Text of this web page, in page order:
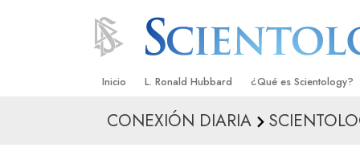
Inicio L. Ronald Hubbard ¿Qué es Scientology?
Creencias y Prácticas
CONEXIÓN DIARIA